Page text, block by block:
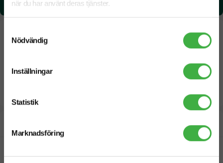
när du har använt deras tjänster.
Nödvändig
Inställningar
Statistik
Marknadsföring
3.59 kg CO₂e / per styck